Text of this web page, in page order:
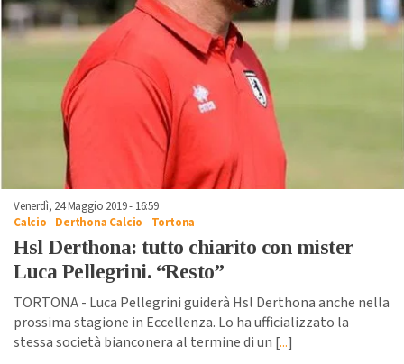
Venerdì, 24 Maggio 2019 - 16:59
Calcio -Derthona Calcio - Tortona
Hsl Derthona: tutto chiarito con mister
Luca Pellegrini. “Resto”
TORTONA - Luca Pellegrini guiderà Hsl Derthona anche nella
prossima stagione in Eccellenza. Lo ha ufficializzato la
stessa società bianconera al termine di un [...]